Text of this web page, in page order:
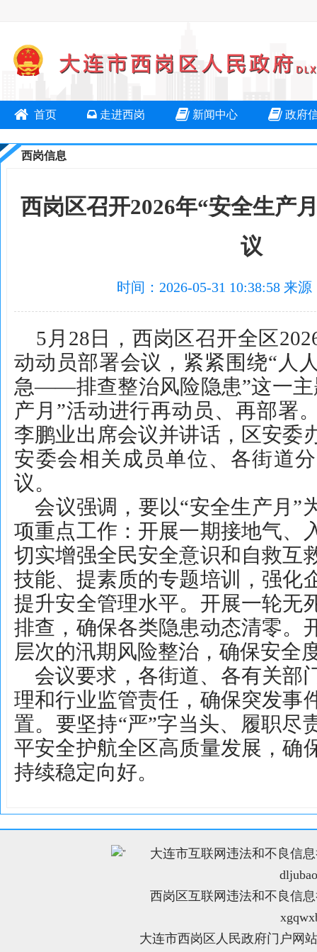
首页 走进西岗 新闻中心 政府
西岗信息
西岗区召开2026年“安全生产
议
时间：2026-05-31 10:38:58 来
5月28日，西岗区召开全区
动动员部署会议，紧紧围绕“人
急——排查整治风险隐患”这一主
产月”活动进行再动员、再部署
李鹏业出席会议并讲话，区安委
安委会相关成员单位、各街道
议。
会议强调，要以“安全生产月”
项重点工作：开展一期接地气、
切实增强全民安全意识和自救互
技能、提素质的专题培训，强化
提升安全管理水平。开展一轮无
排查，确保各类隐患动态清零。
层次的汛期风险整治，确保安全
会议要求，各街道、各有关部
理和行业监管责任，确保突发事
置。要坚持“严”字当头、履职尽
平安全护航全区高质量发展，确
持续稳定向好。
"
大连市互联网违法和不良信
西岗区互联网违法和不良信
大连市西岗区人民政府门户网